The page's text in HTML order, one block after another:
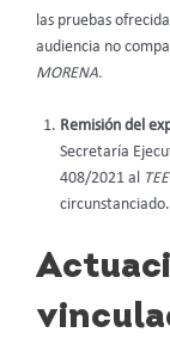
las pruebas
audiencia no
MORENA.
Remisión del
Secretaría
408/2021 al
circunstanciado.